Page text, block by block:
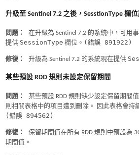
升級至 Sentinel 7.2 之後，SesstionType 欄
問題：
在升級為 Sentinel 7.2 的系統中，可用
提供 SessionType 欄位。 (錯誤 891922)
修復： 升級為 Sentinel 7.2 的系統現在提供
某些預設 RDD 規則未設定保留期間
問題：
某些預設 RDD 規則缺少設定保留期間
則相關表格中的項目遭到刪除。 因此表格會持
(錯誤 894562)
修復：
保留期間值在所有 RDD 規則中預設為
期間值。